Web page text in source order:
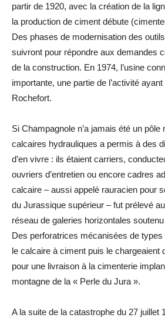
partir de 1920, avec la création de la
la production de ciment débute
Des phases de modernisation des
suivront pour répondre aux demandes
de la construction. En 1974, l’usine
importante, une partie de l’activité
Rochefort.
Si Champagnole n’a jamais été un pôle
calcaires hydrauliques a permis à des
d’en vivre : ils étaient carriers,
ouvriers d’entretien ou encore cadres
calcaire – aussi appelé rauracien pour
du Jurassique supérieur – fut prélevé
réseau de galeries horizontales
Des perforatrices mécanisées de
le calcaire à ciment puis le chargeaient
pour une livraison à la cimenterie
montagne de la « Perle du Jura ».
A la suite de la catastrophe du 27 juillet